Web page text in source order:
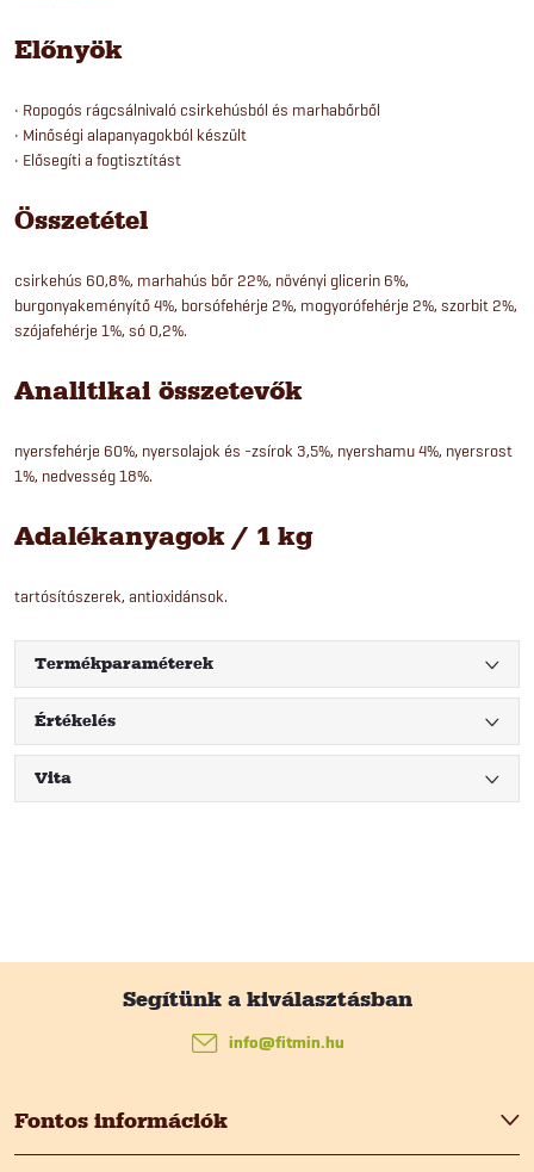
Előnyök
• Ropogós rágcsálnivaló csirkehúsból és marhabőrből
• Minőségi alapanyagokból készült
• Elősegíti a fogtisztítást
Összetétel
csirkehús 60,8%, marhahús bőr 22%, növényi glicerin 6%,
burgonyakeményítő 4%, borsófehérje 2%, mogyorófehérje 2%, szorbit 2%,
szójafehérje 1%, só 0,2%.
Analitikai összetevők
nyersfehérje 60%, nyersolajok és -zsírok 3,5%, nyershamu 4%, nyersrost
1%, nedvesség 18%.
Adalékanyagok / 1 kg
tartósítószerek, antioxidánsok.
Termékparaméterek
Értékelés
Vita
bFontos információk
info@fitmin.hu